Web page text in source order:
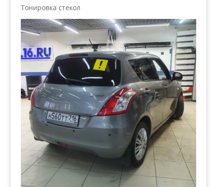
Тонировка стекол